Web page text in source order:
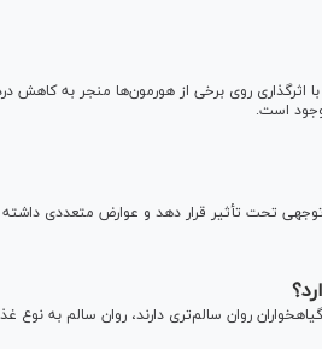
روی برخی از هورمون‌ها منجر به کاهش
است.
تحت تأثیر قرار دهد و عوارض متعددی داشته
روان سالم‌تری دارند، روان سالم به نوع غذا